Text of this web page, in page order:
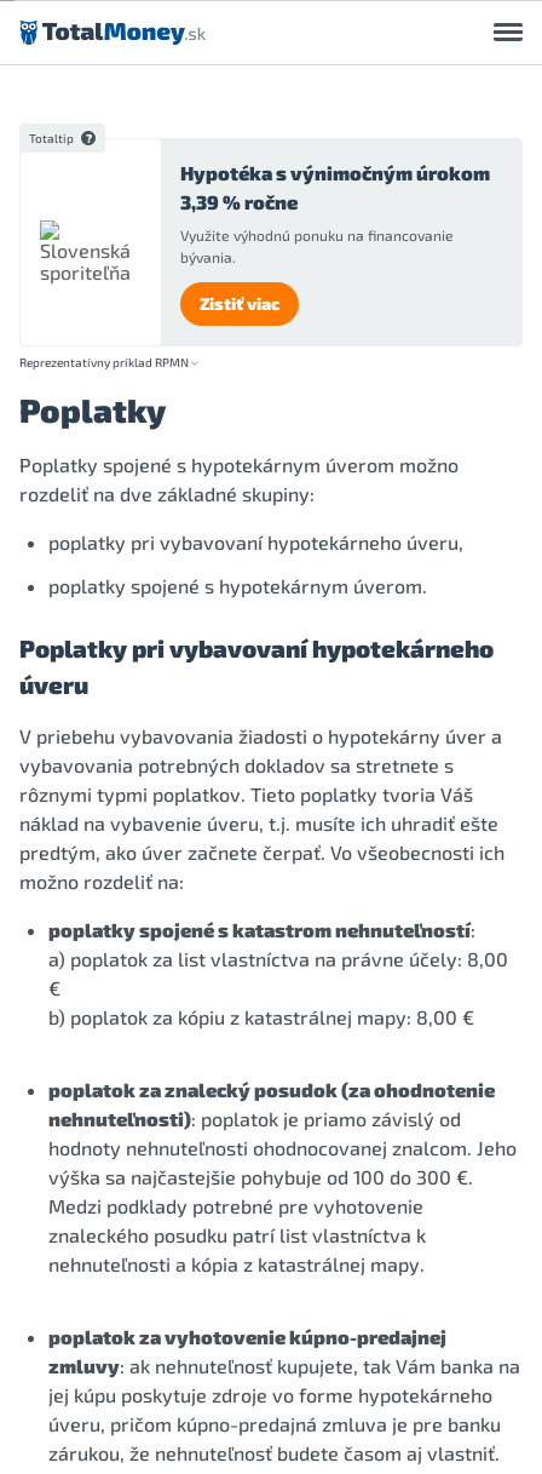
Preskočiť na obsah
Totaltip
Hypotéka s výnimočným úrokom
3,39 % ročne
Využite výhodnú ponuku na financovanie
bývania.
Zistiť viac
Reprezentatívny príklad RPMN
Poplatky
Poplatky spojené s hypotekárnym úverom možno
rozdeliť na dve základné skupiny:
poplatky pri vybavovaní hypotekárneho úveru,
poplatky spojené s hypotekárnym úverom.
Poplatky pri vybavovaní hypotekárneho
úveru
V priebehu vybavovania žiadosti o hypotekárny úver a
vybavovania potrebných dokladov sa stretnete s
rôznymi typmi poplatkov. Tieto poplatky tvoria Váš
náklad na vybavenie úveru, t.j. musíte ich uhradiť ešte
predtým, ako úver začnete čerpať. Vo všeobecnosti ich
možno rozdeliť na:
poplatky spojené s katastrom nehnuteľností:
a) poplatok za list vlastníctva na právne účely: 8,00
€
b) poplatok za kópiu z katastrálnej mapy: 8,00 €
poplatok za znalecký posudok (za ohodnotenie
nehnuteľnosti): poplatok je priamo závislý od
hodnoty nehnuteľnosti ohodnocovanej znalcom. Jeho
výška sa najčastejšie pohybuje od 100 do 300 €.
Medzi podklady potrebné pre vyhotovenie
znaleckého posudku patrí list vlastníctva k
nehnuteľnosti a kópia z katastrálnej mapy.
poplatok za vyhotovenie kúpno-predajnej
zmluvy: ak nehnuteľnosť kupujete, tak Vám banka na
jej kúpu poskytuje zdroje vo forme hypotekárneho
úveru, pričom kúpno-predajná zmluva je pre banku
zárukou, že nehnuteľnosť budete časom aj vlastniť.